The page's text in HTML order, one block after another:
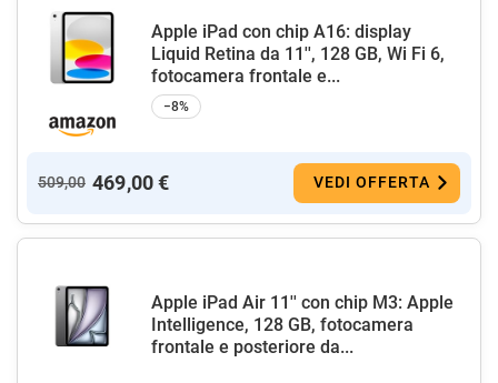
Apple iPad con chip A16: display
Liquid Retina da 11'', 128 GB, Wi Fi 6,
fotocamera frontale e...
−8%
509,00 469,00 € VEDI OFFERTA
Apple iPad Air 11'' con chip M3: Apple
Intelligence, 128 GB, fotocamera
frontale e posteriore da...